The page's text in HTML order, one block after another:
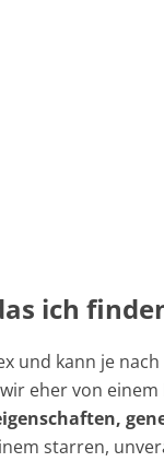
ich
und kann je
eher von einem
starren,